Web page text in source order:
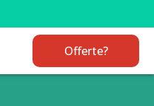
Offerte?